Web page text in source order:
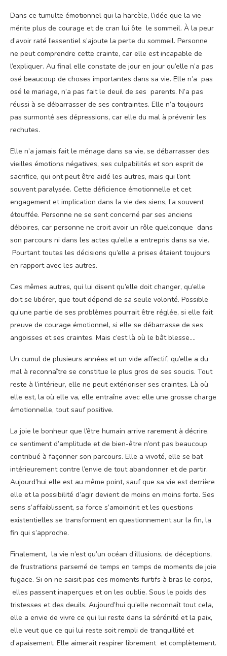
Dans ce tumulte émotionnel qui la harcèle, l’idée que la vie
mérite plus de courage et de cran lui ôte le sommeil. À la peur
d’avoir raté l’essentiel s’ajoute la perte du sommeil. Personne
ne peut comprendre cette crainte, car elle est incapable de
l’expliquer. Au final elle constate de jour en jour qu’elle n’a pas
osé beaucoup de choses importantes dans sa vie. Elle n’a pas
osé le mariage, n’a pas fait le deuil de ses parents. N’a pas
réussi à se débarrasser de ses contraintes. Elle n’a toujours
pas surmonté ses dépressions, car elle du mal à prévenir les
rechutes.
Elle n’a jamais fait le ménage dans sa vie, se débarrasser des
vieilles émotions négatives, ses culpabilités et son esprit de
sacrifice, qui ont peut être aidé les autres, mais qui l’ont
souvent paralysée. Cette déficience émotionnelle et cet
engagement et implication dans la vie des siens, l’a souvent
étouffée. Personne ne se sent concerné par ses anciens
déboires, car personne ne croit avoir un rôle quelconque dans
son parcours ni dans les actes qu’elle a entrepris dans sa vie.
Pourtant toutes les décisions qu’elle a prises étaient toujours
en rapport avec les autres.
Ces mêmes autres, qui lui disent qu’elle doit changer, qu’elle
doit se libérer, que tout dépend de sa seule volonté. Possible
qu’une partie de ses problèmes pourrait être réglée, si elle fait
preuve de courage émotionnel, si elle se débarrasse de ses
angoisses et ses craintes. Mais c’est là où le bât blesse….
Un cumul de plusieurs années et un vide affectif, qu’elle a du
mal à reconnaître se constitue le plus gros de ses soucis. Tout
reste à l’intérieur, elle ne peut extérioriser ses craintes. Là où
elle est, la où elle va, elle entraîne avec elle une grosse charge
émotionnelle, tout sauf positive.
La joie le bonheur que l’être humain arrive rarement à décrire,
ce sentiment d’amplitude et de bien-être n’ont pas beaucoup
contribué à façonner son parcours. Elle a vivoté, elle se bat
intérieurement contre l’envie de tout abandonner et de partir.
Aujourd’hui elle est au même point, sauf que sa vie est derrière
elle et la possibilité d’agir devient de moins en moins forte. Ses
sens s’affaiblissent, sa force s’amoindrit et les questions
existentielles se transforment en questionnement sur la fin, la
fin qui s’approche.
Finalement, la vie n’est qu’un océan d’illusions, de déceptions,
de frustrations parsemé de temps en temps de moments de joie
fugace. Si on ne saisit pas ces moments furtifs à bras le corps,
elles passent inaperçues et on les oublie. Sous le poids des
tristesses et des deuils. Aujourd’hui qu’elle reconnaît tout cela,
elle a envie de vivre ce qui lui reste dans la sérénité et la paix,
elle veut que ce qui lui reste soit rempli de tranquillité et
d’apaisement. Elle aimerait respirer librement et complètement.